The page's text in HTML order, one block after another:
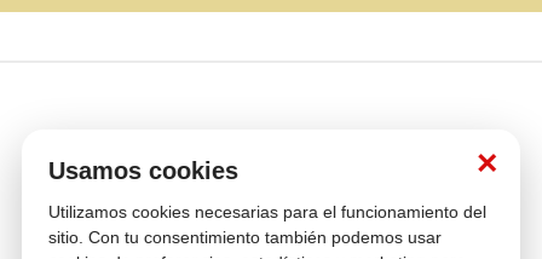
×
Usamos cookies
Utilizamos cookies necesarias para el funcionamiento del
sitio. Con tu consentimiento también podemos usar
telefónica
tranquilidad
Múltiples
Medios de pago
Devoluciones